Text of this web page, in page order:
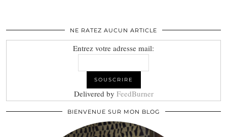
NE RATEZ AUCUN ARTICLE
Entrez votre adresse mail:
Delivered by FeedBurner
BIENVENUE SUR MON BLOG